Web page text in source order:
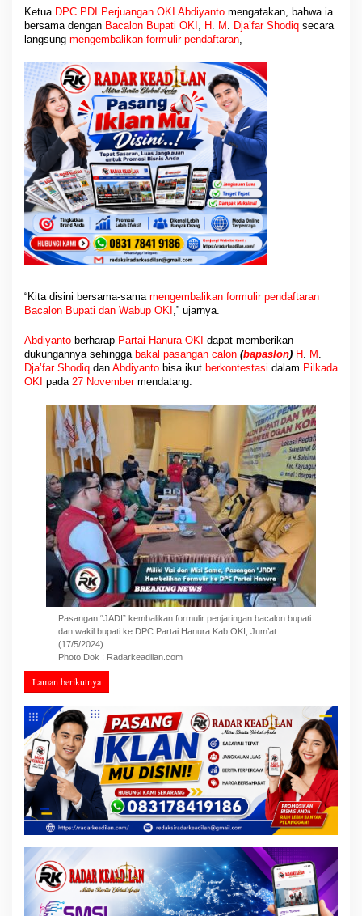
a
n
u
r
a
Ketua DPC PDI Perjuangan OKI Abdiyanto mengatakan, bahwa ia
bersama dengan Bacalon Bupati OKI H M Dja’far Shodiq secara
langsung mengembalikan formulir pendaftaran
“Kita disini bersama-sama mengembalikan formulir pendaftaran
Bacalon Bupati dan Wabup OKI ,” ujarnya.
Abdiyanto berharap Partai Hanura OKI dapat memberikan
dukungannya sehingga bakal pasangan calon (bapaslon) H. M .
Dja’far Shodiq dan Abdiyanto bisa ikut berkontestasi dalam Pilkada
OKI pada 27 Novembermendatang.
Pasangan “JADI” kembalikan formulir penjaringan bacalon bupati
dan wakil bupati ke DPC Partai Hanura Kab.OKI, Jum’at
(17/5/2024).
Photo Dok : Radarkeadilan.com
Laman berikutnya